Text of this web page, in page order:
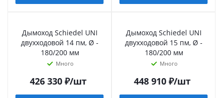
Дымоход Schiedel UNI
двухходовой 14 пм, Ø -
180/200 мм
Много
426 330₽/шт
Дымоход Schiedel UNI
двухходовой 15 пм, Ø -
180/200 мм
Много
448 910₽/шт